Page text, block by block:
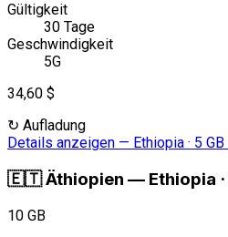
Gültigkeit
30 Tage
Geschwindigkeit
5G
34,60 $
↻ Aufladung
Details anzeigen — Ethiopia · 5
🇪🇹Äthiopien — Ethiopia
10 GB